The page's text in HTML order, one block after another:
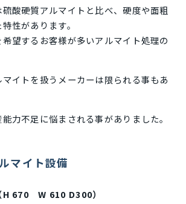
酸硬質アルマイトと比べ、硬度や面粗
性があります。
望するお客様が多いアルマイト処理の
イトを扱うメーカーは限られる事もあ
力不足に悩まされる事がありました。
マイト設備
H 670 W 610 D300）